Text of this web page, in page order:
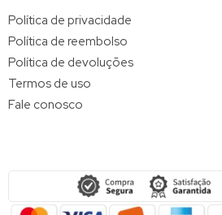
Política de privacidade
Política de reembolso
Política de devoluções
Termos de uso
Fale conosco